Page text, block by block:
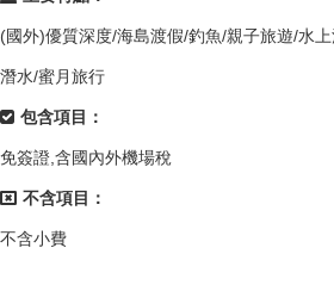
(國外)優質深度/海島渡假/釣魚/親子旅遊/水
潛水/蜜月旅行
包含項目：
免簽證,含國內外機場稅
不含項目：
不含小費